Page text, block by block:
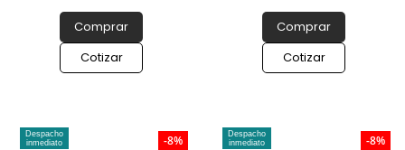
Comprar
Cotizar
Comprar
Cotizar
Despacho
inmediato
-8%
Despacho
inmediato
-8%